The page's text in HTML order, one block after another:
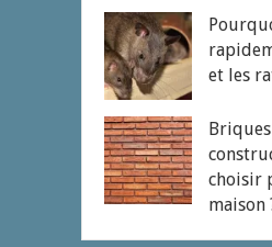
et les
choisir
maison